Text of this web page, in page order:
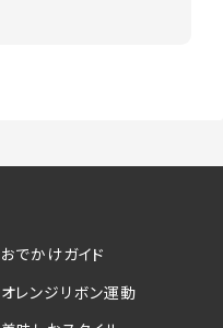
おでかけガイド
オレンジリボン運動